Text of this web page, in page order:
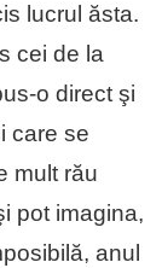
lucrul ăsta.
cei de la
o direct şi
care se
mult rău
pot imagina,
anul